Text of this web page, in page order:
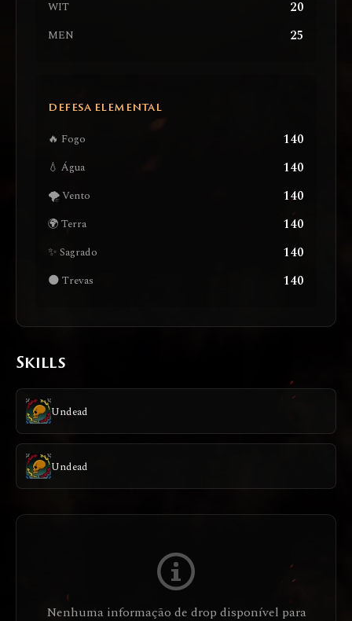
WIT 20
MEN 25
DEFESA ELEMENTAL
🔥 Fogo 140
💧 Água 140
🌪️ Vento 140
🌍 Terra 140
✨ Sagrado 140
🌑 Trevas 140
Skills
Undead
Undead
Nenhuma informação de drop disponível para